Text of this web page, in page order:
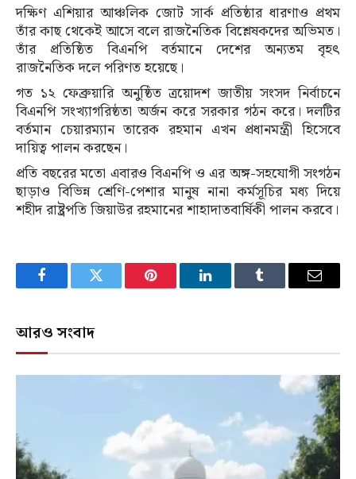
দক্ষিণ এশিয়ার আঞ্চলিক জোট সার্ক প্রতিষ্ঠার ধারণাও প্রথম
তাঁর কাছ থেকেই আসে বলে রাজনৈতিক বিশ্লেষকদের অভিমত।
তাঁর প্রতিষ্ঠিত বিএনপি বর্তমানে দেশের অন্যতম বৃহৎ
রাজনৈতিক দলে পরিণত হয়েছে।
গত ১২ ফেব্রুয়ারি অনুষ্ঠিত ত্রয়োদশ জাতীয় সংসদ নির্বাচনে
বিএনপি সংখ্যাগরিষ্ঠতা অর্জন করে সরকার গঠন করে। দলটির
বর্তমান চেয়ারম্যান তারেক রহমান এখন প্রধানমন্ত্রী হিসেবে
দায়িত্ব পালন করছেন।
প্রতি বছরের মতো এবারও বিএনপি ও এর অঙ্গ-সহযোগী সংগঠন
ছাড়াও বিভিন্ন শ্রেণি-পেশার মানুষ নানা কর্মসূচির মধ্য দিয়ে
শহীদ রাষ্ট্রপতি জিয়াউর রহমানের শাহাদাতবার্ষিকী পালন করবে।
FacebookTwitter Pinterest LinkedInTumblr Email
আরও সংবাদ